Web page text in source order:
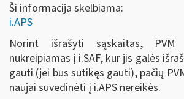
Ši informacija skelbiama:
i.APS
Norint išrašyti sąskaitas, PVM
nukreipiamas į i.SAF, kur jis galės
gauti (jei bus sutikęs gauti), pačių
naujai suvedinėti į i.APS nereikės.